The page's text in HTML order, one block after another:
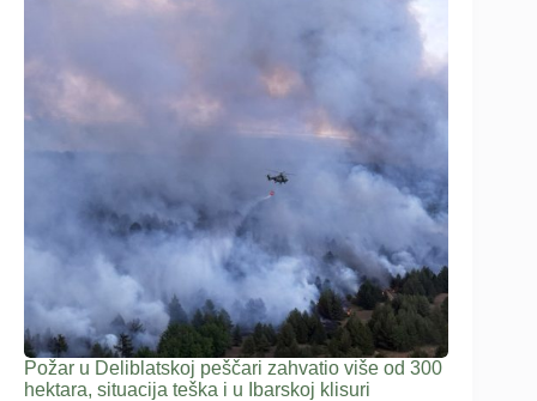
Požar u Deliblatskoj peščari zahvatio više od 300
hektara, situacija teška i u Ibarskoj klisuri